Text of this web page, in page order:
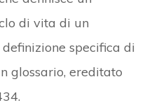
di vita di un
specifica di
glossario, ereditato